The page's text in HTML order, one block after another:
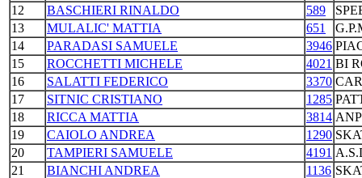
12
BASCHIERI RINALDO 589
13
MULALIC' MATTIA 651
14
PARADASI SAMUELE 3946
15
ROCCHETTI MICHELE 4021 BI
16
SALATTI FEDERICO 3370
17
SITNIC CRISTIANO 1285
18
RICCA MATTIA 3814
19
CAIOLO ANDREA 1290
20
TAMPIERI SAMUELE 4191
21
BIANCHI ANDREA 1136